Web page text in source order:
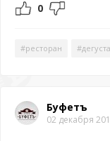
0
#ресторан
Буфетъ
02 декабря